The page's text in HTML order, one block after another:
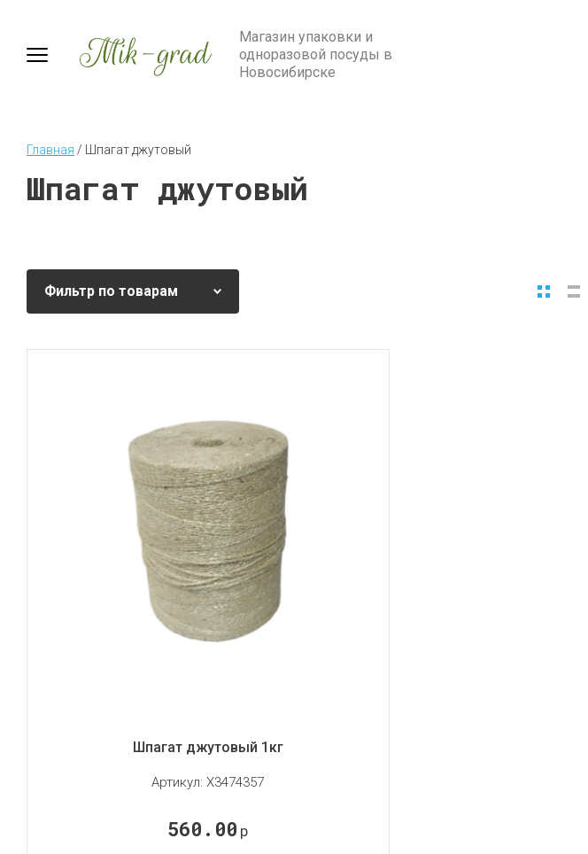
Магазин упаковки и
одноразовой посуды в
Новосибирске
Главная / Шпагат джутовый
Шпагат джутовый
Фильтр по товарам
Шпагат джутовый 1кг
Артикул: X3474357
560.00 р